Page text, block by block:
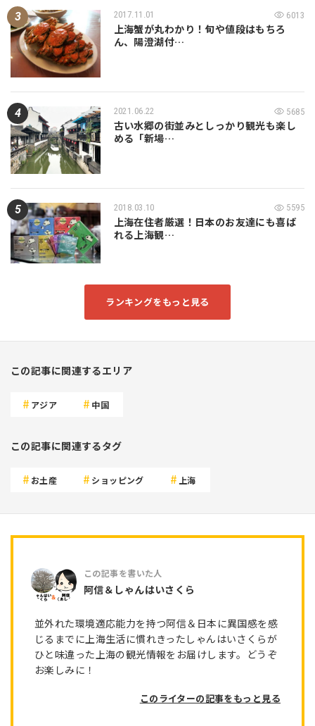
2017.11.01 6013
上海蟹が丸わかり！旬や値段はもちろ
ん、陽澄湖付…
2021.06.22 5685
古い水郷の街並みとしっかり観光も楽し
める「新場…
2018.03.10 5595
上海在住者厳選！日本のお友達にも喜ば
れる上海観…
ランキングをもっと見る
この記事に関連するエリア
アジア 中国
この記事に関連するタグ
お土産 ショッピング 上海
阿信＆しゃんはいさくら
並外れた環境適応能力を持つ阿信＆日本に異国感を感
じるまでに上海生活に慣れきったしゃんはいさくらが
ひと味違った上海の観光情報をお届けします。どうぞ
お楽しみに！
このライターの記事をもっと見る